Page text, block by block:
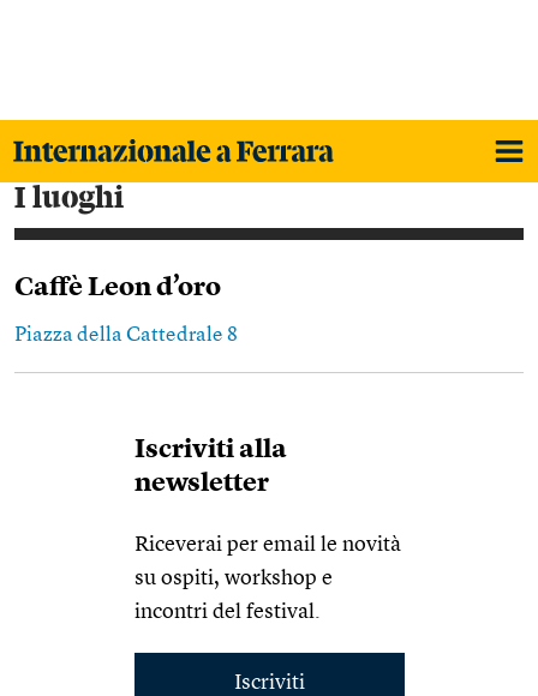
i luoghi
Caffè Leon d’oro
Piazza della Cattedrale 8
Iscriviti alla
newsletter
Riceverai per email le novità
su ospiti, workshop e
incontri del festival.
Iscriviti